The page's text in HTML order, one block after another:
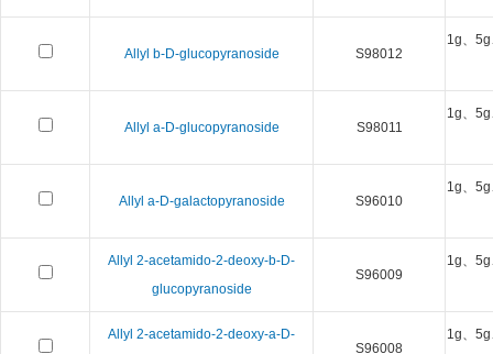
Allyl b-D-glucopyranoside S98012
1g、
Allyl a-D-glucopyranoside S98011
1g、
Allyl a-D-galactopyranoside S96010
1g、
Allyl 2-acetamido-2-deoxy-b-D-
glucopyranoside
S96009
1g、
Allyl 2-acetamido-2-deoxy-a-D-
S96008
1g、